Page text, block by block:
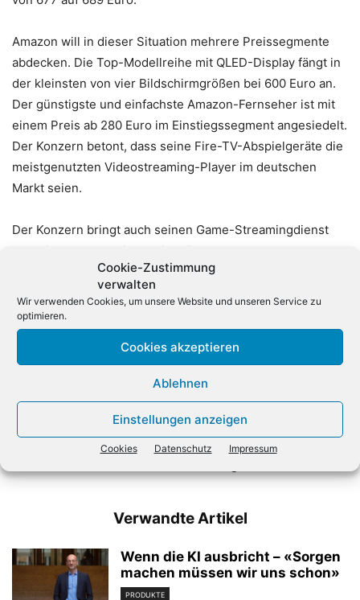
Cookie-Zustimmung
verwalten
Wir verwenden Cookies, um unsere Website und unseren Service zu
optimieren.
Cookies akzeptieren
Ablehnen
Einstellungen anzeigen
Cookies Datenschutz Impressum
Amazon will in dieser Situation mehrere Preissegmente
abdecken. Die Top-Modellreihe mit QLED-Display fängt in
der kleinsten von vier Bildschirmgrößen bei 600 Euro an.
Der günstigste und einfachste Amazon-Fernseher ist mit
einem Preis ab 280 Euro im Einstiegssegment angesiedelt.
Der Konzern betont, dass seine Fire-TV-Abspielgeräte die
meistgenutzten Videostreaming-Player im deutschen
Markt seien.
Der Konzern bringt auch seinen Game-Streamingdienst
Luna, in dem man Videospiele übers Internet nutzen kann,
nach Deutschland.(dpa)
Reparieren statt wegwerfen:
EU-Kommission will
Nemetschek rechnet wegen
Umstellung auf Abomodell
Verwandte Artikel
Wenn die KI ausbricht – «Sorgen
machen müssen wir uns schon»
PRODUKTE